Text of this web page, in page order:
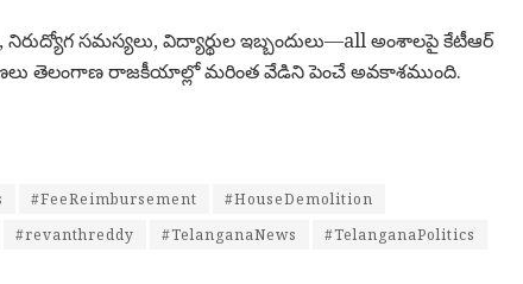
నిరుద్యోగ సమస్యలు, విద్యార్థుల ఇబ్బందులు—all అంశాలపై కేటీఆర్
తెలంగాణ రాజకీయాల్లో మరింత వేడిని పెంచే అవకాశముంది.
#FeeReimbursement
#HouseDemolition
#revanthreddy #TelanganaNews
#TelanganaPolitics